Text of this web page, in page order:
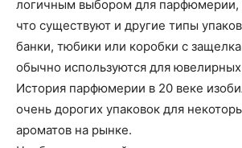
логичным выбором для парфюмерии,
что существуют и другие типы
банки, тюбики или коробки с
обычно используются для
История парфюмерии в 20 веке
очень дорогих упаковок для
ароматов на рынке.